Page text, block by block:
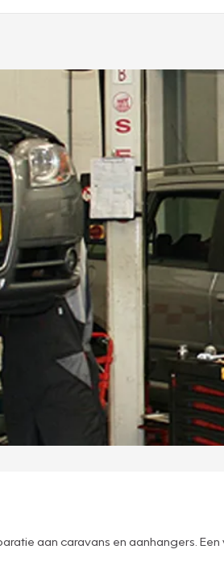
aan caravans en aanhangers.